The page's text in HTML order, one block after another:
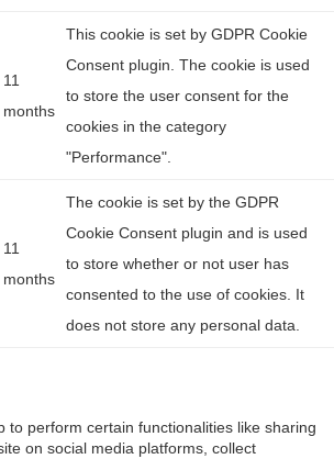
11
months
This cookie is set by GDPR Cookie
Consent plugin. The cookie is used
to store the user consent for the
cookies in the category
"Performance".
11
months
The cookie is set by the GDPR
Cookie Consent plugin and is used
to store whether or not user has
consented to the use of cookies. It
does not store any personal data.
to perform certain functionalities like sharing
on social media platforms, collect